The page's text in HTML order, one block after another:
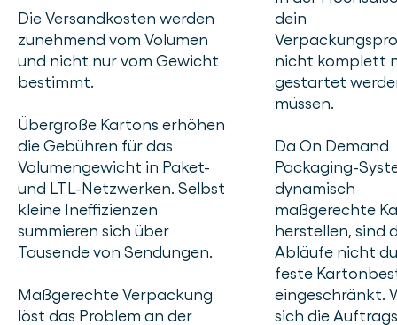
Die Versandkosten werden
zunehmend vom Volumen
und nicht nur vom Gewicht
bestimmt.
Übergroße Kartons erhöhen
die Gebühren für das
Volumengewicht in Paket-
und LTL-Netzwerken. Selbst
kleine Ineffizienzen
summieren sich über
Tausende von Sendungen.
Maßgerechte Verpackung
löst das Problem an der
dein
nicht komplett
gestartet
müssen.
Da On Demand
Packaging-
dynamisch
maßgerechte
herstellen, sind
Abläufe nicht
feste
eingeschränkt.
sich die